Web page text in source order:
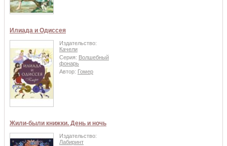
Илиада и Одиссея
Издательство:
Качели
Серия: Волшебный
фонарь
Автор: Гомер
Жили-были книжки. День и ночь
Издательство:
Лабиринт